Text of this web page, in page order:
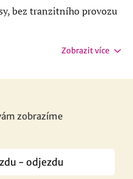
bez tranzitního provozu
Zobrazit více
zobrazíme